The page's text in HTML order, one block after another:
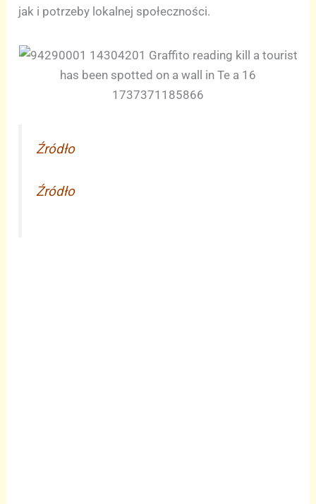
jak i potrzeby lokalnej społeczności.
Źródło
Źródło